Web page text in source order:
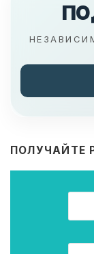
ПОЛУЧАЙТЕ